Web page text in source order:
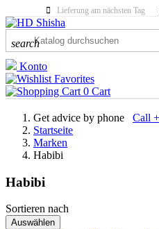
Lieferung am nächsten Tag
search
Konto
Favorites
0 Cart
Get advice by phone
Call
Startseite
Marken
Habibi
Habibi
KATEGORIEN
Sortieren nach
Auswählen